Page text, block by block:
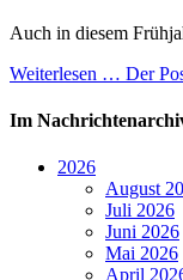
Auch in diesem
Weiterlesen … Der
Im
2026
August
Juli 2026
Juni 2026
Mai 2026
April